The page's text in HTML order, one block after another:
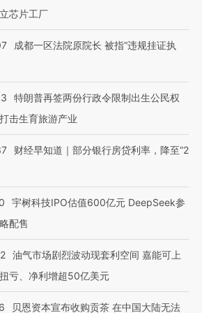
的吸金
产们甘
马航飞行员跨国走私7万
粒摇头丸 尿检体内含3种
视线｜被
度Z世代
四届链博
“链”接产
【特别呈现】寻找100种
【商旅对
CFO：
芯片工厂
成都一区法院原院长 被指“违规挂证执
特朗普再签两份行政令限制出生公民权
击生育旅游产业
财经早知道｜部分银行房贷利率，降至“2
宇树科技IPO估值600亿元 DeepSeek参
配售
油气市场剧烈波动现套利空间 嘉能可上
亏、净利增超50亿美元
贝恩资本宣布收购贡茶 在中国大陆无法